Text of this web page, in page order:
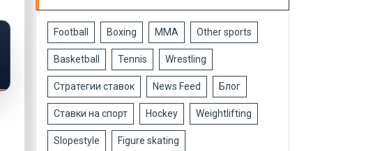
Football Boxing MMA Other sports
Basketball Tennis Wrestling
Стратегии ставок News Feed Блог
Ставки на спорт Hockey Weightlifting
Slopestyle Figure skating